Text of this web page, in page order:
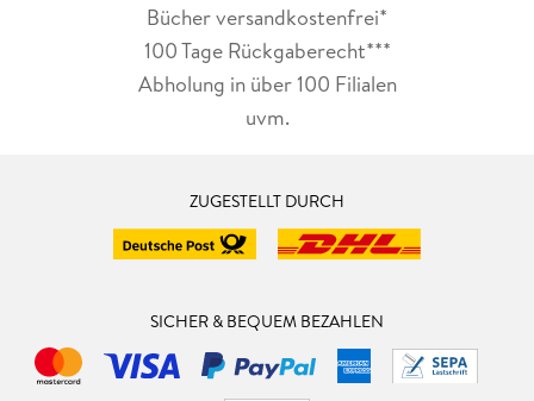
Bücher versandkostenfrei*
100 Tage Rückgaberecht***
Abholung in über 100 Filialen
uvm.
ZUGESTELLT DURCH
SICHER & BEQUEM BEZAHLEN